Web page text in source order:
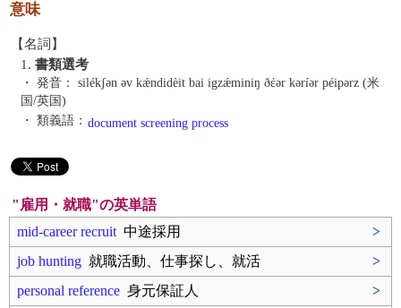
意味
【名詞】
1. 書類選考
・ 発音：
silékʃən əv kǽndidèit bai igzǽminiŋ ðέər kəríər péipərz (米
国/英国)
・ 類義語： document screening process
"雇用・就職"の英単語
mid-career recruit 中途採用
>
job hunting 就職活動、仕事探し、就活
>
personal reference 身元保証人
>